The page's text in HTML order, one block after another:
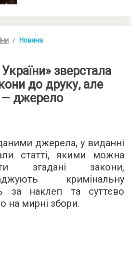
Новина
зверстала
до друку, але
— джерело
джерела, у виданні
статті, якими можна
згадані закони,
кримінальну
за наклеп та суттєво
на мирні збори.